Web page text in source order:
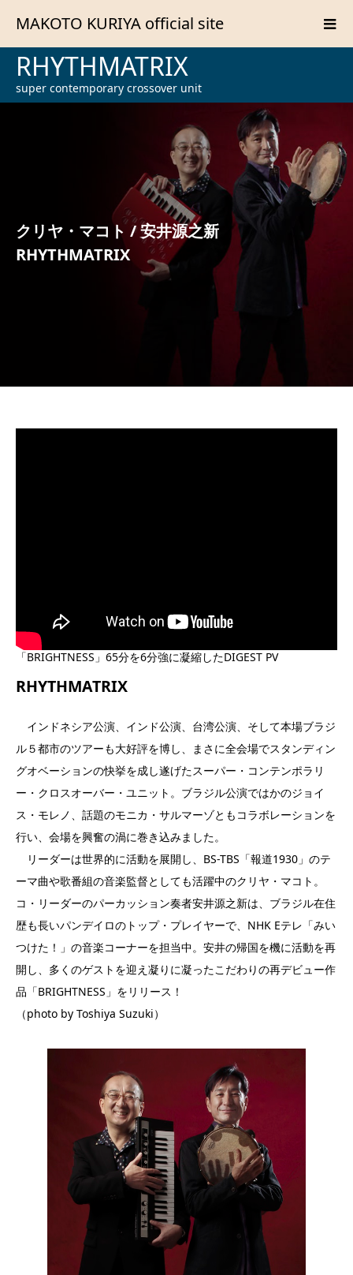
MAKOTO KURIYA official site
RHYTHMATRIX
super contemporary crossover unit
クリヤ・マコト / 安井源之新
RHYTHMATRIX
「BRIGHTNESS」65分を6分強に凝縮したDIGEST PV
RHYTHMATRIX
インドネシア公演、インド公演、台湾公演、そして本場ブラジ
ル５都市のツアーも大好評を博し、まさに全会場でスタンディン
グオベーションの快挙を成し遂げたスーパー・コンテンポラリ
ー・クロスオーバー・ユニット。ブラジル公演ではかのジョイ
ス・モレノ、話題のモニカ・サルマーゾともコラボレーションを
行い、会場を興奮の渦に巻き込みました。
リーダーは世界的に活動を展開し、BS-TBS「報道1930」のテ
ーマ曲や歌番組の音楽監督としても活躍中のクリヤ・マコト。
コ・リーダーのパーカッション奏者安井源之新は、ブラジル在住
歴も長いパンデイロのトップ・プレイヤーで、NHK Eテレ「みい
つけた！」の音楽コーナーを担当中。安井の帰国を機に活動を再
開し、多くのゲストを迎え凝りに凝ったこだわりの再デビュー作
品「BRIGHTNESS」をリリース！
（photo by Toshiya Suzuki）